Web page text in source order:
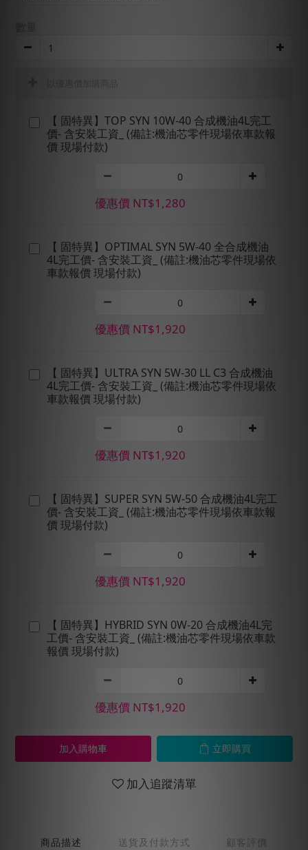
【 固特異】TOP SYN 10W-40 合成機油4L完工
價- 含安裝工資_ (備註:機油芯零件現場依車款報
價 現場付款)
優惠價 NT$1,280
【 固特異】OPTIMAL SYN 5W-40 全合成機油
4L完工價- 含安裝工資_ (備註:機油芯零件現場依
車款報價 現場付款)
優惠價 NT$1,920
【 固特異】ULTRA SYN 5W-30 LL C3 合成機油
4L完工價- 含安裝工資_ (備註:機油芯零件現場依
車款報價 現場付款)
優惠價 NT$1,920
【 固特異】SUPER SYN 5W-50 合成機油4L完工
價- 含安裝工資_ (備註:機油芯零件現場依車款報
價 現場付款)
優惠價 NT$1,920
【 固特異】HYBRID SYN 0W-20 合成機油4L完
工價- 含安裝工資_ (備註:機油芯零件現場依車款
報價 現場付款)
優惠價 NT$1,920
加入購物車 立即購買
加入追蹤清單
商品描述 送貨及付款方式 顧客評價